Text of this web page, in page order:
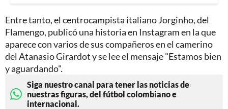
Entre tanto, el centrocampista italiano Jorginho, del
Flamengo, publicó una historia en Instagram en la que
aparece con varios de sus compañeros en el camerino
del Atanasio Girardot y se lee el mensaje "Estamos bien
y aguardando".
Siga nuestro canal para tener las noticias de
nuestras figuras, del fútbol colombiano e
internacional.